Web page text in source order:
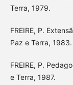
Terra, 1979.
FREIRE, P.
Paz e Terra, 1983.
FREIRE, P.
e Terra, 1987.